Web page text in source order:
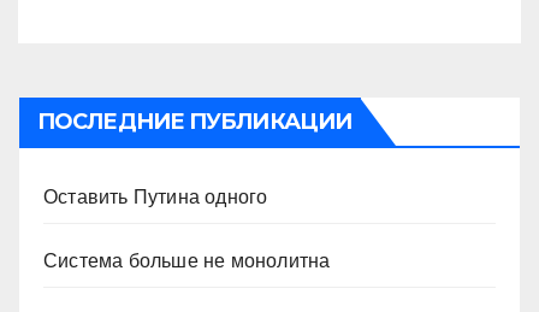
ПОСЛЕДНИЕ ПУБЛИКАЦИИ
Оставить Путина одного
Система больше не монолитна